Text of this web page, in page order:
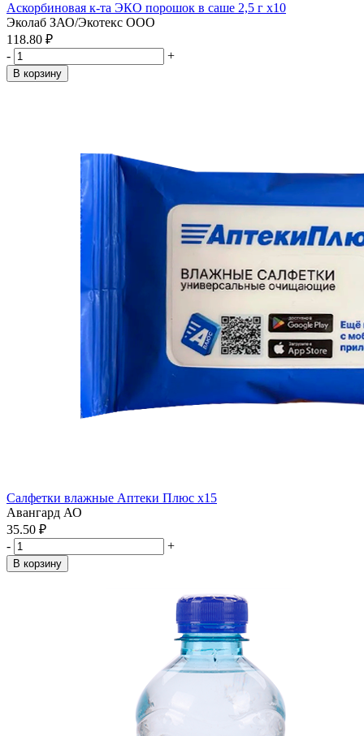
Аскорбиновая к-та ЭКО порошок в саше 2,5 г x10
Эколаб ЗАО/Экотекс ООО
118.80 ₽
-
+
В корзину
Салфетки влажные Аптеки Плюс x15
Авангард АО
35.50 ₽
-
+
В корзину